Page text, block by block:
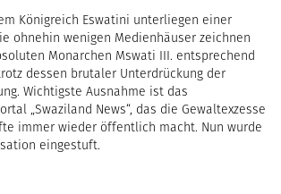
Königreich Eswatini unterliegen einer
ohnehin wenigen Medienhäuser zeichnen
Monarchen Mswati III. entsprechend
dessen brutaler Unterdrückung der
Wichtigste Ausnahme ist das
„Swaziland News“, das die Gewaltexzesse
immer wieder öffentlich macht. Nun wurde
eingestuft.